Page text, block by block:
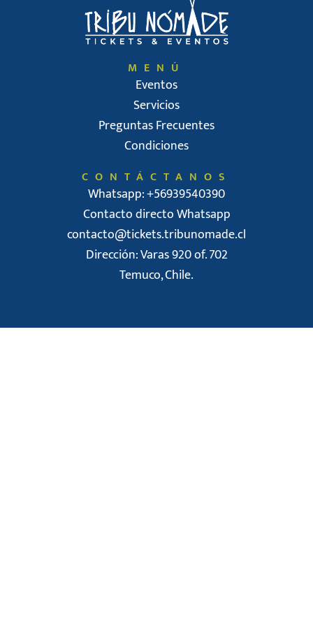
MENÚ
Eventos
Servicios
Preguntas Frecuentes
Condiciones
CONTÁCTANOS
Whatsapp: +56939540390
Contacto directo Whatsapp
contacto@tickets.tribunomade.cl
Dirección: Varas 920 of. 702
Temuco, Chile.